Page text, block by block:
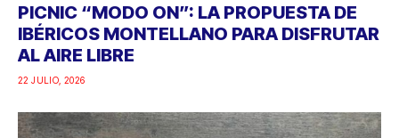
PICNIC “MODO ON”: LA PROPUESTA DE
IBÉRICOS MONTELLANO PARA DISFRUTAR
AL AIRE LIBRE
22 JULIO, 2026